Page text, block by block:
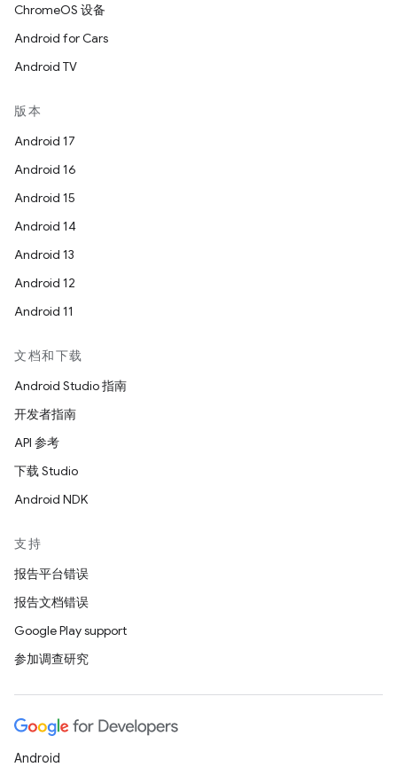
ChromeOS 设备
Android for Cars
Android TV
版本
Android 17
Android 16
Android 15
Android 14
Android 13
Android 12
Android 11
文档和下载
Android Studio 指南
开发者指南
API 参考
下载 Studio
Android NDK
支持
报告平台错误
报告文档错误
Google Play support
参加调查研究
Android